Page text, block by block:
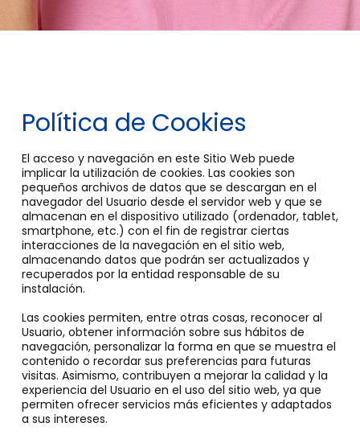
Política de Cookies
El acceso y navegación en este Sitio Web puede
implicar la utilización de cookies. Las cookies son
pequeños archivos de datos que se descargan en el
navegador del Usuario desde el servidor web y que se
almacenan en el dispositivo utilizado (ordenador, tablet,
smartphone, etc.) con el fin de registrar ciertas
interacciones de la navegación en el sitio web,
almacenando datos que podrán ser actualizados y
recuperados por la entidad responsable de su
instalación.
Las cookies permiten, entre otras cosas, reconocer al
Usuario, obtener información sobre sus hábitos de
navegación, personalizar la forma en que se muestra el
contenido o recordar sus preferencias para futuras
visitas. Asimismo, contribuyen a mejorar la calidad y la
experiencia del Usuario en el uso del sitio web, ya que
permiten ofrecer servicios más eficientes y adaptados
a sus intereses.